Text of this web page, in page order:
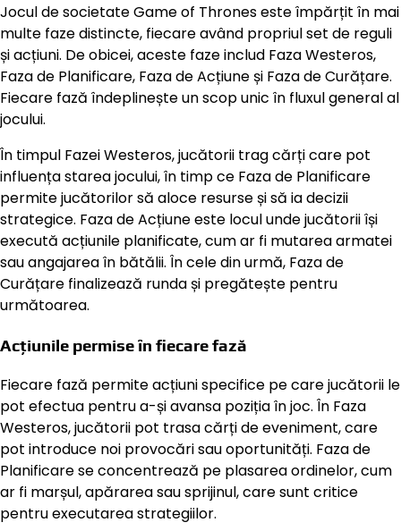
Jocul de societate Game of Thrones este împărțit în mai
multe faze distincte, fiecare având propriul set de reguli
și acțiuni. De obicei, aceste faze includ Faza Westeros,
Faza de Planificare, Faza de Acțiune și Faza de Curățare.
Fiecare fază îndeplinește un scop unic în fluxul general al
jocului.
În timpul Fazei Westeros, jucătorii trag cărți care pot
influența starea jocului, în timp ce Faza de Planificare
permite jucătorilor să aloce resurse și să ia decizii
strategice. Faza de Acțiune este locul unde jucătorii își
execută acțiunile planificate, cum ar fi mutarea armatei
sau angajarea în bătălii. În cele din urmă, Faza de
Curățare finalizează runda și pregătește pentru
următoarea.
Acțiunile permise în fiecare fază
Fiecare fază permite acțiuni specifice pe care jucătorii le
pot efectua pentru a-și avansa poziția în joc. În Faza
Westeros, jucătorii pot trasa cărți de eveniment, care
pot introduce noi provocări sau oportunități. Faza de
Planificare se concentrează pe plasarea ordinelor, cum
ar fi marșul, apărarea sau sprijinul, care sunt critice
pentru executarea strategiilor.